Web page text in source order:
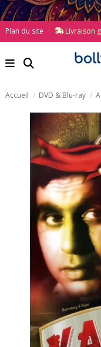
Plan du site Livraison
Accueil DVD & Blu-ray